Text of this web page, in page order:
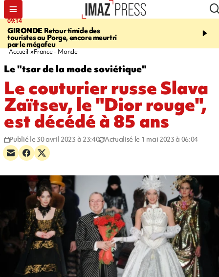
09:14
GIRONDE Retour timide des
touristes au Porge, encore meurtri
par le mégafeu
13:09
Des
font cinq morts en
Accueil France - Monde
Le "tsar de la mode soviétique"
Le couturier russe Slava
Zaïtsev, le "Dior rouge",
est décédé à 85 ans
Publié le 30 avril 2023 à 23:40 Actualisé le 1 mai 2023 à 06:04